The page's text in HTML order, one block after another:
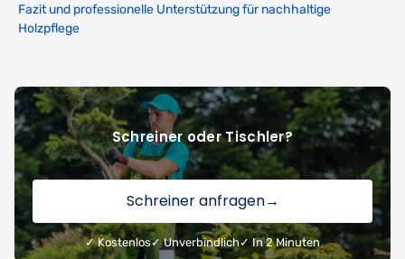
Fazit und professionelle Unterstützung für nachhaltige
Holzpflege
Schreiner oder Tischler?
Schreiner anfragen→
✓ Kostenlos✓ Unverbindlich ✓ In 2 Minuten